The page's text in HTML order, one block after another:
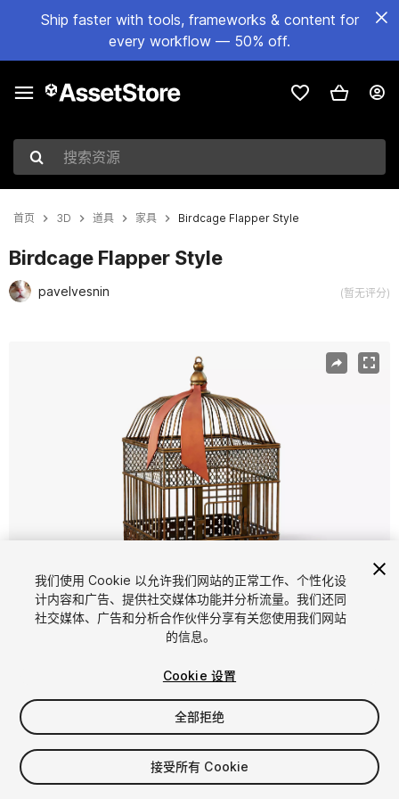
Ship faster with tools, frameworks & content for
every workflow — 50% off.
搜索资源
首页 3D 道具 家具 Birdcage Flapper Style
Birdcage Flapper Style
pavelvesnin (暂无评分)
1/13
$8
增值税将在结算时计算
我们使用 Cookie 以允许我们网站的正常工作、个性化设
计内容和广告、提供社交媒体功能并分析流量。我们还同
社交媒体、广告和分析合作伙伴分享有关您使用我们网站
的信息。
Cookie 设置
全部拒绝
接受所有 Cookie